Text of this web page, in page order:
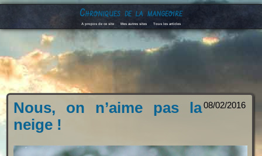
Chroniques de la mangeoire
A propos de ce site Mes autres sites Tous les articles
08/02/2016
Nous, on n’aime pas la
neige !